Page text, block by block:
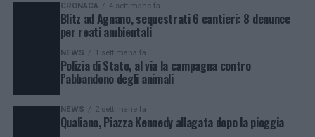
CRONACA 4 settimane fa
Blitz ad Agnano, sequestrati 6 cantieri: 8 denunce
per reati ambientali
NEWS 1 settimana fa
Polizia di Stato, al via la campagna contro
l’abbandono degli animali
NEWS 2 settimane fa
Qualiano, Piazza Kennedy allagata dopo la pioggia